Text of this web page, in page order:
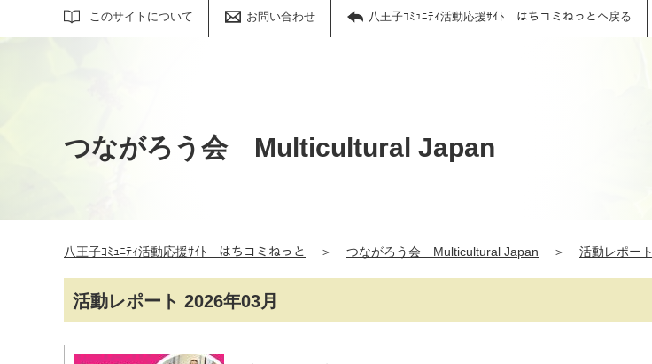
このサイトについて お問い合わせ 八王子ｺﾐｭﾆﾃｨ活動応援ｻｲﾄ はちコミねっとへ戻る
サイト内検索
つながろう会 Multicultural Japan
八王子ｺﾐｭﾆﾃｨ活動応援ｻｲﾄ はちコミねっと ＞ つながろう会 Multicultural Japan ＞ 活動レポート
活動レポート 2026年03月